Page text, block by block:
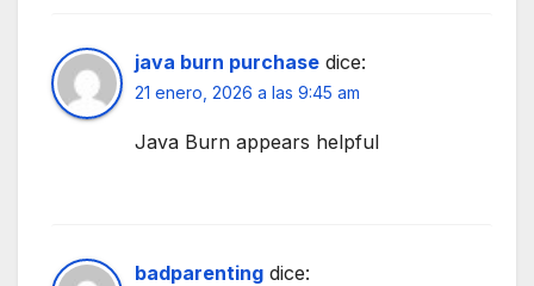
java burn purchase dice:
21 enero, 2026 a las 9:45 am
Java Burn appears helpful
badparenting dice: